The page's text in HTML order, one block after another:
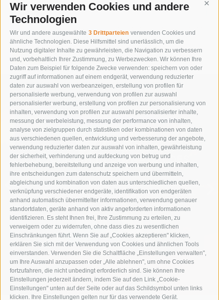
Wir verwenden Cookies und andere
Technologien
Wir und andere ausgewählte 3 Drittparteien verwenden Cookies und
ähnliche Technologien. Diese Hilfsmittel sind unerlässlich, um die
Nutzung digitaler Inhalte zu gewährleisten, die Navigation zu verbessern
und, vorbehaltlich Ihrer Zustimmung, zu Werbezwecken. Wir können Ihre
Daten zum Beispiel für folgende Zwecke verwenden: speichern von oder
zugriff auf informationen auf einem endgerät, verwendung reduzierter
daten zur auswahl von werbeanzeigen, erstellung von profilen für
personalisierte werbung, verwendung von profilen zur auswahl
personalisierter werbung, erstellung von profilen zur personalisierung von
inhalten, verwendung von profilen zur auswahl personalisierter inhalte,
messung der werbeleistung, messung der performance von inhalten,
analyse von zielgruppen durch statistiken oder kombinationen von daten
aus verschiedenen quellen, entwicklung und verbesserung der angebote,
verwendung reduzierter daten zur auswahl von inhalten, gewährleistung
der sicherheit, verhinderung und aufdeckung von betrug und
fehlerbehebung, bereitstellung und anzeige von werbung und inhalten,
ihre entscheidungen zum datenschutz speichern und übermitteln,
abgleichung und kombination von daten aus unterschiedlichen quellen,
verknüpfung verschiedener endgeräte, identifikation von endgeräten
anhand automatisch übermittelter informationen, verwendung genauer
standortdaten, geräte anhand von aktiv angeforderten informationen
identifizieren. Es steht Ihnen frei, Ihre Zustimmung zu erteilen, zu
verweigern oder zu widerrufen, ohne dass dies zu wesentlichen
Einschränkungen führt. Wenn Sie auf „Cookies akzeptieren" klicken,
erklären Sie sich mit der Verwendung von Cookies und ähnlichen Tools
einverstanden. Verwenden Sie die Schaltfläche „Einstellungen verwalten",
um Ihre Auswahl anzupassen oder „Alle ablehnen", um ohne Cookies
fortzufahren, die nicht unbedingt erforderlich sind. Sie können Ihre
Einstellungen jederzeit ändern, indem Sie auf den Link „Cookie-
Einstellungen" unten auf der Seite oder auf das Schildsymbol unten links
klicken. Ihre Einstellungen gelten nur für das verwendete Gerät.
Das Antholzertal ist ein idyllisches Seitental des Südtiroler
Pustertals und ein wahres Langlauf-Mekka in unberührter ...
weiter
TAUCHE EIN IN DIE NATUR DES
LEBENS
SOMMERURLAUB